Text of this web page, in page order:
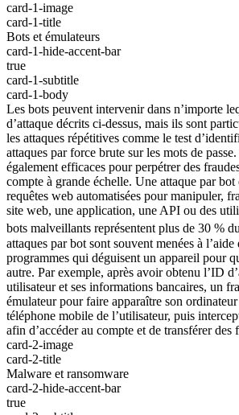
card-1-image
card-1-title
Bots et émulateurs
card-1-hide-accent-bar
true
card-1-subtitle
card-1-body
Les bots peuvent intervenir dans n’importe
d’attaque décrits ci-dessus, mais ils sont
les attaques répétitives comme le test
attaques par force brute sur les mots de
également efficaces pour perpétrer des
compte à grande échelle. Une attaque par bot
requêtes web automatisées pour manipuler,
site web, une application, une API ou des
bots malveillants représentent plus de 30 %
attaques par bot sont souvent menées à
programmes qui déguisent un appareil pour
autre. Par exemple, après avoir obtenu l’ID
utilisateur et ses informations bancaires, un
émulateur pour faire apparaître son
téléphone mobile de l’utilisateur, puis
afin d’accéder au compte et de transférer des
card-2-image
card-2-title
Malware et ransomware
card-2-hide-accent-bar
true